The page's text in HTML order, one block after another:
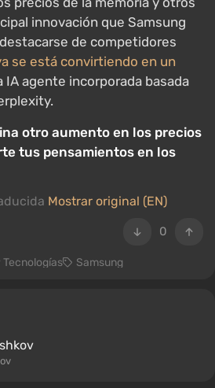
innovación que Samsung
de competidores
se está convirtiendo en un
IA agente incorporada basada
otro aumento en los precios
tus pensamientos en los
Mostrar original (EN)
0
Samsung